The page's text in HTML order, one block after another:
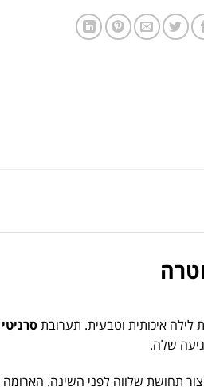
לילה איכותית וטבעית. תערובתסרניטי
שלה.
תחושת שלווה לפני השינה. הארומה